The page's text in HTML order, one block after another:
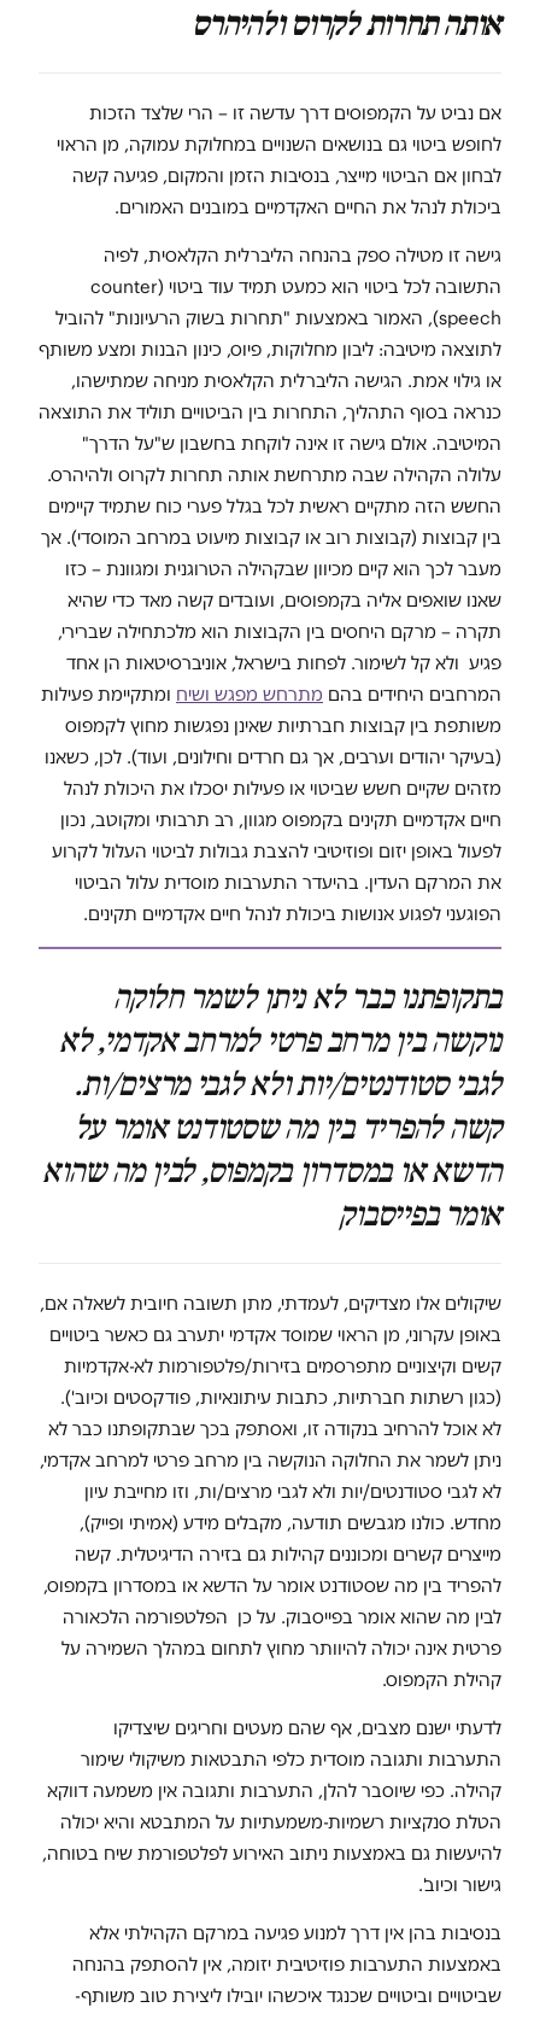
אותה תחרות לקרוס ולהיהרס
אם נביט על הקמפוסים דרך עדשה זו – הרי שלצד הזכות
לחופש ביטוי גם בנושאים השנויים במחלוקת עמוקה, מן הראוי
לבחון אם הביטוי מייצר, בנסיבות הזמן והמקום, פגיעה קשה
ביכולת לנהל את החיים האקדמיים במובנים האמורים.
גישה זו מטילה ספק בהנחה הליברלית הקלאסית, לפיה
התשובה לכל ביטוי הוא כמעט תמיד עוד ביטוי (counter
speech), האמור באמצעות "תחרות בשוק הרעיונות" להוביל
לתוצאה מיטיבה: ליבון מחלוקות, פיוס, כינון הבנות ומצע משותף
או גילוי אמת. הגישה הליברלית הקלאסית מניחה שמתישהו,
כנראה בסוף התהליך, התחרות בין הביטויים תוליד את התוצאה
המיטיבה. אולם גישה זו אינה לוקחת בחשבון ש"על הדרך"
עלולה הקהילה שבה מתרחשת אותה תחרות לקרוס ולהיהרס.
החשש הזה מתקיים ראשית לכל בגלל פערי כוח שתמיד קיימים
בין קבוצות (קבוצות רוב או קבוצות מיעוט במרחב המוסדי). אך
מעבר לכך הוא קיים מכיוון שבקהילה הטרוגנית ומגוונת – כזו
שאנו שואפים אליה בקמפוסים, ועובדים קשה מאד כדי שהיא
תקרה – מרקם היחסים בין הקבוצות הוא מלכתחילה שברירי,
פגיע ולא קל לשימור. לפחות בישראל, אוניברסיטאות הן אחד
המרחבים היחידים בהם מתרחש מפגש ושיח ומתקיימת פעילות
משותפת בין קבוצות חברתיות שאינן נפגשות מחוץ לקמפוס
(בעיקר יהודים וערבים, אך גם חרדים וחילונים, ועוד). לכן, כשאנו
מזהים שקיים חשש שביטוי או פעילות יסכלו את היכולת לנהל
חיים אקדמיים תקינים בקמפוס מגוון, רב תרבותי ומקוטב, נכון
לפעול באופן יזום ופוזיטיבי להצבת גבולות לביטוי העלול לקרוע
את המרקם העדין. בהיעדר התערבות מוסדית עלול הביטוי
הפוגעני לפגוע אנושות ביכולת לנהל חיים אקדמיים תקינים.
בתקופתנו כבר לא ניתן לשמר חלוקה
נוקשה בין מרחב פרטי למרחב אקדמי, לא
לגבי סטודנטים/יות ולא לגבי מרצים/ות.
קשה להפריד בין מה שסטודנט אומר על
הדשא או במסדרון בקמפוס, לבין מה שהוא
אומר בפייסבוק
שיקולים אלו מצדיקים, לעמדתי, מתן תשובה חיובית לשאלה אם,
באופן עקרוני, מן הראוי שמוסד אקדמי יתערב גם כאשר ביטויים
קשים וקיצוניים מתפרסמים בזירות/פלטפורמות לא-אקדמיות
(כגון רשתות חברתיות, כתבות עיתונאיות, פודקסטים וכיוב').
לא אוכל להרחיב בנקודה זו, ואסתפק בכך שבתקופתנו כבר לא
ניתן לשמר את החלוקה הנוקשה בין מרחב פרטי למרחב אקדמי,
לא לגבי סטודנטים/יות ולא לגבי מרצים/ות, וזו מחייבת עיון
מחדש. כולנו מגבשים תודעה, מקבלים מידע (אמיתי ופייק),
מייצרים קשרים ומכוננים קהילות גם בזירה הדיגיטלית. קשה
להפריד בין מה שסטודנט אומר על הדשא או במסדרון בקמפוס,
לבין מה שהוא אומר בפייסבוק. על כן הפלטפורמה הלכאורה
פרטית אינה יכולה להיוותר מחוץ לתחום במהלך השמירה על
קהילת הקמפוס.
לדעתי ישנם מצבים, אף שהם מעטים וחריגים שיצדיקו
התערבות ותגובה מוסדית כלפי התבטאות משיקולי שימור
קהילה. כפי שיוסבר להלן, התערבות ותגובה אין משמעה דווקא
הטלת סנקציות רשמיות-משמעתיות על המתבטא והיא יכולה
להיעשות גם באמצעות ניתוב האירוע לפלטפורמת שיח בטוחה,
גישור וכיוב'.
בנסיבות בהן אין דרך למנוע פגיעה במרקם הקהילתי אלא
באמצעות התערבות פוזיטיבית יזומה, אין להסתפק בהנחה
שביטויים וביטויים שכנגד איכשהו יובילו ליצירת טוב משותף-